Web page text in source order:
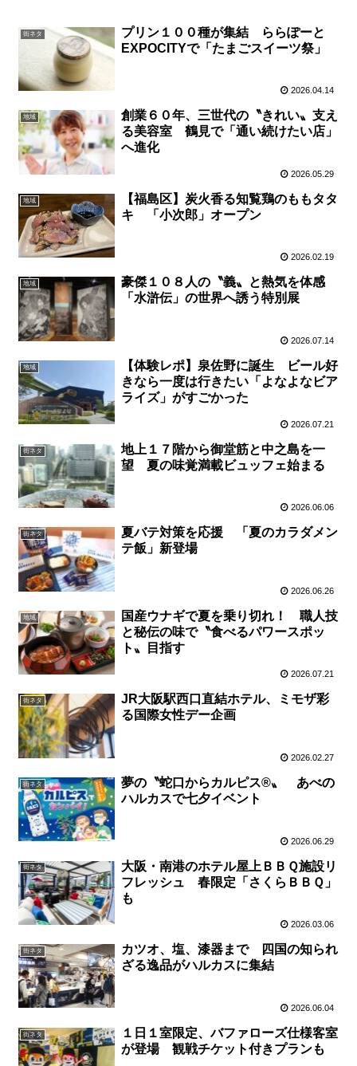
街ネタ
プリン１００種が集結 ららぽーと
EXPOCITYで「たまごスイーツ祭」
2026.04.14
地域
創業６０年、三世代の〝きれい〟支え
る美容室 鶴見で「通い続けたい店」
へ進化
2026.05.29
地域
【福島区】炭火香る知覧鶏のももタタ
キ 「小次郎」オープン
2026.02.19
地域
豪傑１０８人の〝義〟と熱気を体感
「水滸伝」の世界へ誘う特別展
2026.07.14
地域
【体験レポ】泉佐野に誕生 ビール好
きなら一度は行きたい「よなよなビア
ライズ」がすごかった
2026.07.21
街ネタ
地上１７階から御堂筋と中之島を一
望 夏の味覚満載ビュッフェ始まる
2026.06.06
街ネタ
夏バテ対策を応援 「夏のカラダメン
テ飯」新登場
2026.06.26
地域
国産ウナギで夏を乗り切れ！ 職人技
と秘伝の味で〝食べるパワースポッ
ト〟目指す
2026.07.21
街ネタ
JR大阪駅西口直結ホテル、ミモザ彩
る国際女性デー企画
2026.02.27
街ネタ
夢の〝蛇口からカルピス®〟 あべの
ハルカスで七夕イベント
2026.06.29
街ネタ
大阪・南港のホテル屋上ＢＢＱ施設リ
フレッシュ 春限定「さくらＢＢＱ」
も
2026.03.06
街ネタ
カツオ、塩、漆器まで 四国の知られ
ざる逸品がハルカスに集結
2026.06.04
街ネタ
１日１室限定、バファローズ仕様客室
が登場 観戦チケット付きプランも